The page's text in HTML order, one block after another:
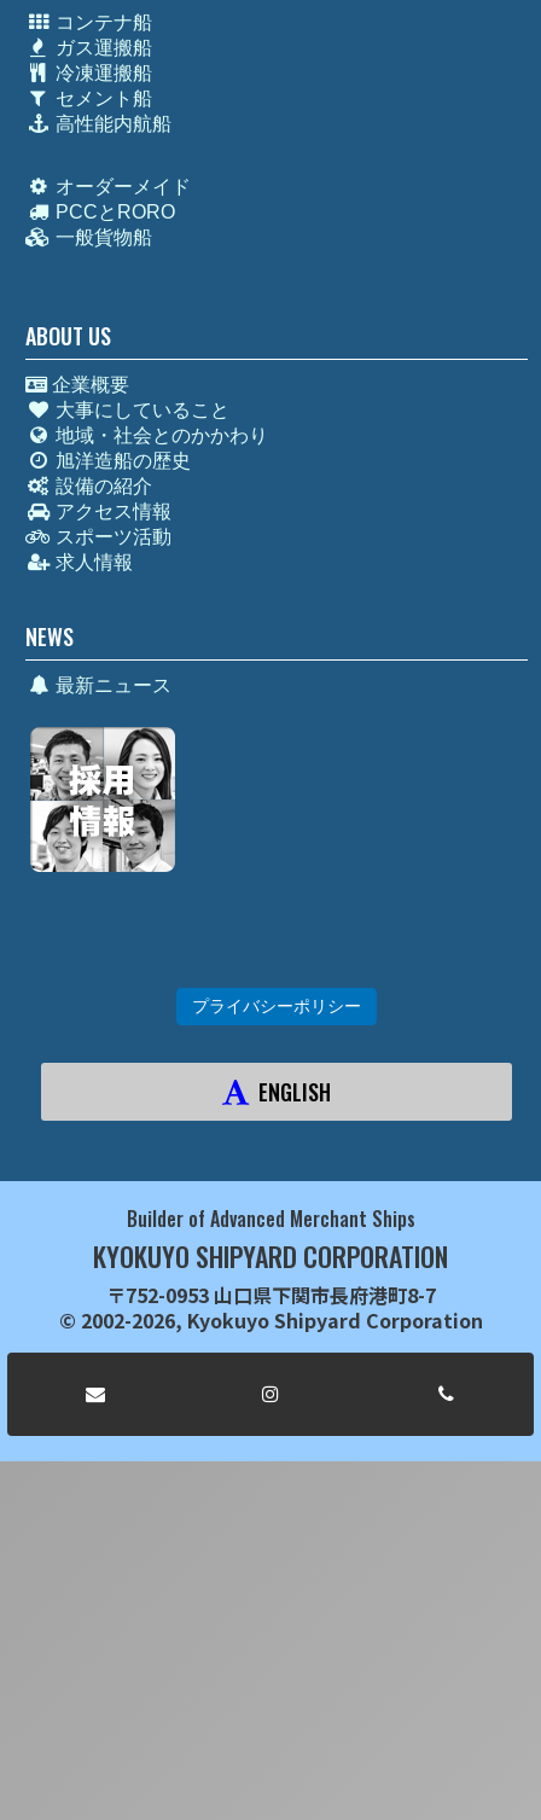
コンテナ船
ガス運搬船
冷凍運搬船
セメント船
高性能内航船
オーダーメイド
PCCとRORO
一般貨物船
ABOUT US
企業概要
大事にしていること
地域・社会とのかかわり
旭洋造船の歴史
設備の紹介
アクセス情報
スポーツ活動
求人情報
NEWS
最新ニュース
プライバシーポリシー
ENGLISH
Builder of Advanced Merchant Ships
KYOKUYO SHIPYARD CORPORATION
〒752-0953 山口県下関市長府港町8-7
© 2002-2026, Kyokuyo Shipyard Corporation